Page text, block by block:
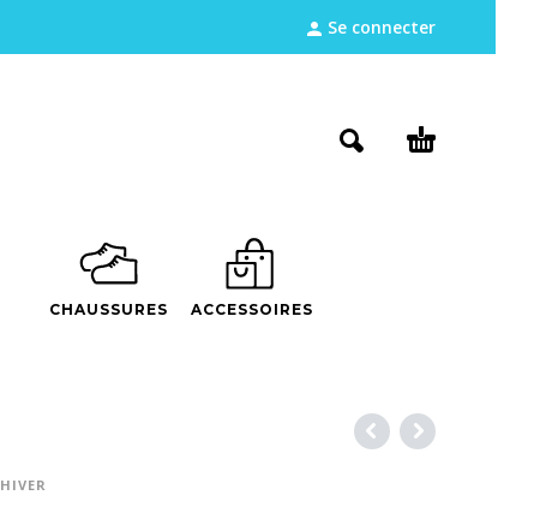
Se connecter
CHAUSSURES ACCESSOIRES
HIVER